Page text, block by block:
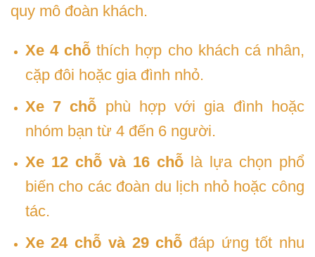
quy mô đoàn khách.
Xe 4 chỗ thích hợp cho khách cá nhân,
cặp đôi hoặc gia đình nhỏ.
Xe 7 chỗ phù hợp với gia đình hoặc
nhóm bạn từ 4 đến 6 người.
Xe 12 chỗ và 16 chỗlà lựa chọn phổ
biến cho các đoàn du lịch nhỏ hoặc công
tác.
Xe 24 chỗ và 29 chỗ đáp ứng tốt nhu